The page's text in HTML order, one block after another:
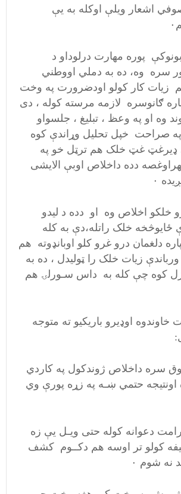
اشعار ویلې اوکله به یې
پوره مهارت درلوداو د
سره وه، ده به دملي اووطني
زیات کار کولو اودضرورت په وخت
ګانوسره لازمه مرسته کوله ، دی
وه او په وعظ ، تبلیغ ، جلسواو
صراحت خپل تحلیل وړاندې کوه
ډیرغټ غټ خلک هم ترټل خو په
دده داخلاص اوبې الایشی
۰
خلکو اخلاص وه او دده د لیدو
ځایوڅخه خلک راتله،دې به کله
دلغمان درو غرو کلو اوبانډوته هم
ورباندې زیات خلک را ټولیدل ، ده به
کوه چې کله به داس سـورلۍ هم
خاوندوه اوډیرو باریکیو ته متوجه
سره داخلاص ژوندکول په کاردي
اونتیجه حتمي ښـه په زړه پورې وي
دعوانه کوله حتی ویـل یې زه
کولو تر اوسه هم دکــوم کشف
نه شوم ۰